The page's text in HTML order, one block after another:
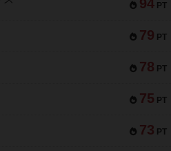
94 PT
79 PT
78 PT
75 PT
73 PT